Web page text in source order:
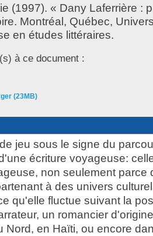
(1997). « Dany Laferrière :
Montréal, Québec,
en études littéraires.
à ce document :
(23MB)
jeu sous le signe du
écriture voyageuse:
non seulement parce
à des univers
qu'elle fluctue suivant la
un romancier
Nord, en Haïti, ou encore